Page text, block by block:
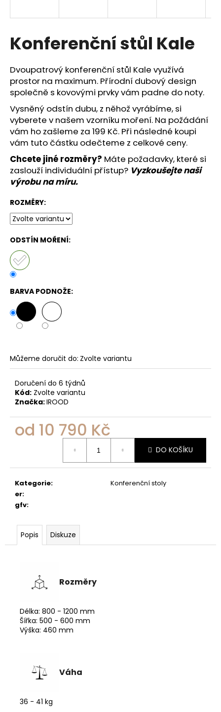
Konferenční stůl Kale
Dvoupatrový konferenční stůl Kale využívá
prostor na maximum. Přírodní dubový design
společně s kovovými prvky vám padne do noty.
Vysněný odstín dubu, z něhož vyrábíme, si
vyberete v našem vzorníku moření. Na požádání
vám ho zašleme za 199 Kč. Při následné koupi
vám tuto částku odečteme z celkové ceny.
Chcete jiné rozměry? Máte požadavky, které si
zaslouží individuální přístup? Vyzkoušejte naši
výrobu na míru.
ROZMĚRY:
ODSTÍN MOŘENÍ:
BARVA PODNOŽE:
Můžeme doručit do: Zvolte variantu
Doručení do 6 týdnů
Kód: Zvolte variantu
Značka:IROOD
od 10 790 Kč
DO KOŠÍKU
Kategorie:
Konferenční stoly
er:
gfv:
Popis Diskuze
Rozměry
Délka: 800 - 1200 mm
Šířka: 500 - 600 mm
Výška: 460 mm
Váha
36 - 41 kg
í
t
?
HLEDAT
Doporučujeme